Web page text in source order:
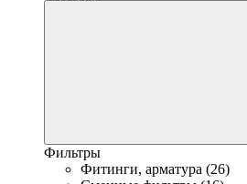
Фильтры
Фитинги, арматура (26)